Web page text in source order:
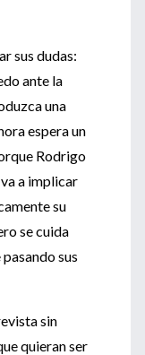
sus dudas:
ante la
una
espera un
Rodrigo
a implicar
su
se cuida
sus
sin
quieran ser